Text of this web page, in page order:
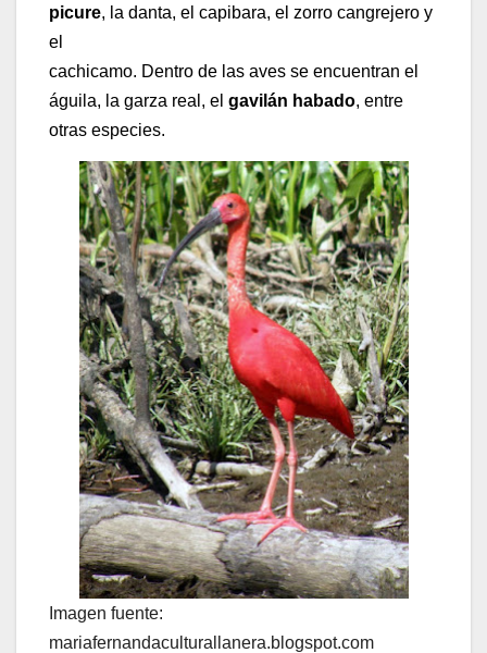
picure, la danta, el capibara, el zorro cangrejero y
el
cachicamo. Dentro de las aves se encuentran el
águila, la garza real, el gavilán habado, entre
otras especies.
Imagen fuente:
mariafernandaculturallanera.blogspot.com